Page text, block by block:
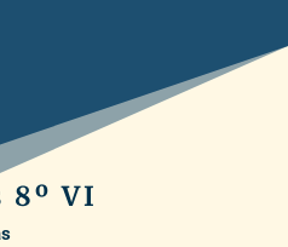
8º VI